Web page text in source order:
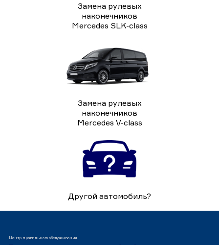
Замена рулевых
наконечников
Mercedes SLK-class
Замена рулевых
наконечников
Mercedes V-class
Другой автомобиль?
Центр правильного обслуживания